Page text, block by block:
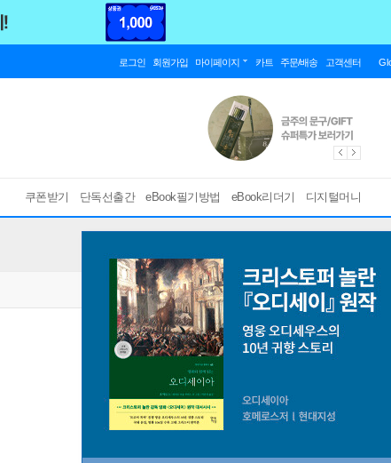
로그인 회원가입 마이페이지 카트 주문/배송 고객센터
쿠폰받기 단독선출간 eBook필기방법 eBook리더기 디지털머니